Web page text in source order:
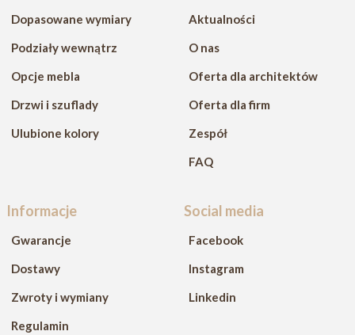
Dopasowane wymiary
Podziały wewnątrz
Opcje mebla
Drzwi i szuflady
Ulubione kolory
Aktualności
O nas
Oferta dla architektów
Oferta dla firm
Zespół
FAQ
Informacje
Gwarancje
Dostawy
Zwroty i wymiany
Regulamin
Social media
Facebook
Instagram
Linkedin